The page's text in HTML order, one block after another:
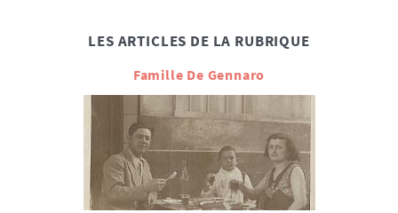
LES ARTICLES DE LA RUBRIQUE
Famille De Gennaro